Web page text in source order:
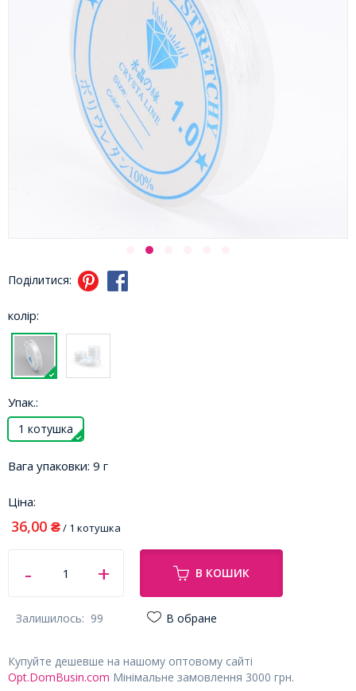
Поділитися:
колір:
Упак.:
1 котушка
Вага упаковки: 9 г
Ціна:
36,00 ₴/ 1 котушка
В КОШИК
Залишилось: 99 В обране
Купуйте дешевше на нашому оптовому сайті
Opt.DomBusin.com Мінімальне замовлення 3000 грн.